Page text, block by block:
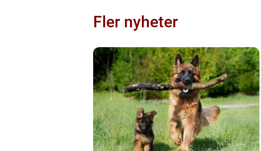
Fler nyheter